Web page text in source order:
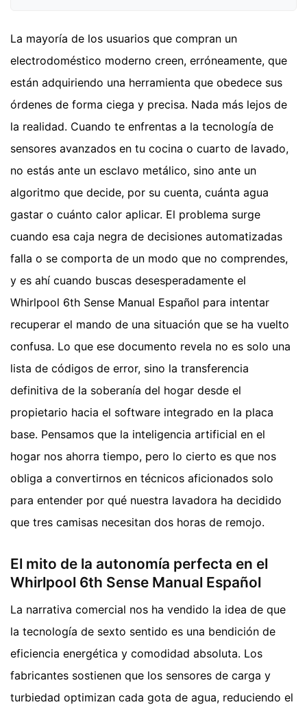
La mayoría de los usuarios que compran un
electrodoméstico moderno creen, erróneamente, que
están adquiriendo una herramienta que obedece sus
órdenes de forma ciega y precisa. Nada más lejos de
la realidad. Cuando te enfrentas a la tecnología de
sensores avanzados en tu cocina o cuarto de lavado,
no estás ante un esclavo metálico, sino ante un
algoritmo que decide, por su cuenta, cuánta agua
gastar o cuánto calor aplicar. El problema surge
cuando esa caja negra de decisiones automatizadas
falla o se comporta de un modo que no comprendes,
y es ahí cuando buscas desesperadamente el
Whirlpool 6th Sense Manual Español para intentar
recuperar el mando de una situación que se ha vuelto
confusa. Lo que ese documento revela no es solo una
lista de códigos de error, sino la transferencia
definitiva de la soberanía del hogar desde el
propietario hacia el software integrado en la placa
base. Pensamos que la inteligencia artificial en el
hogar nos ahorra tiempo, pero lo cierto es que nos
obliga a convertirnos en técnicos aficionados solo
para entender por qué nuestra lavadora ha decidido
que tres camisas necesitan dos horas de remojo.
El mito de la autonomía perfecta en el
Whirlpool 6th Sense Manual Español
La narrativa comercial nos ha vendido la idea de que
la tecnología de sexto sentido es una bendición de
eficiencia energética y comodidad absoluta. Los
fabricantes sostienen que los sensores de carga y
turbiedad optimizan cada gota de agua, reduciendo el